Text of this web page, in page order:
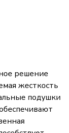
решение
жесткость
подушки